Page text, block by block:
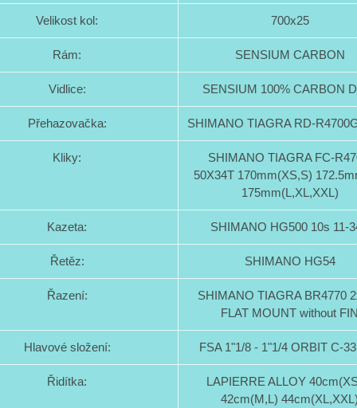
Velikost kol: 700x25
Rám: SENSIUM CARBON
Vidlice: SENSIUM 100% CARBON
Přehazovačka: SHIMANO TIAGRA RD-
Kliky:
SHIMANO TIAGRA FC-
50X34T 170mm(XS,S)
175mm(L,XL,XXL)
Kazeta: SHIMANO HG500 10s 11-
Řetěz: SHIMANO HG54
Řazení:
SHIMANO TIAGRA BR4770
FLAT MOUNT without FIN
Hlavové složení: FSA 1"1/8 - 1"1/4 ORBIT C-
Řidítka:
LAPIERRE ALLOY
42cm(M,L) 44cm(XL,XXL)